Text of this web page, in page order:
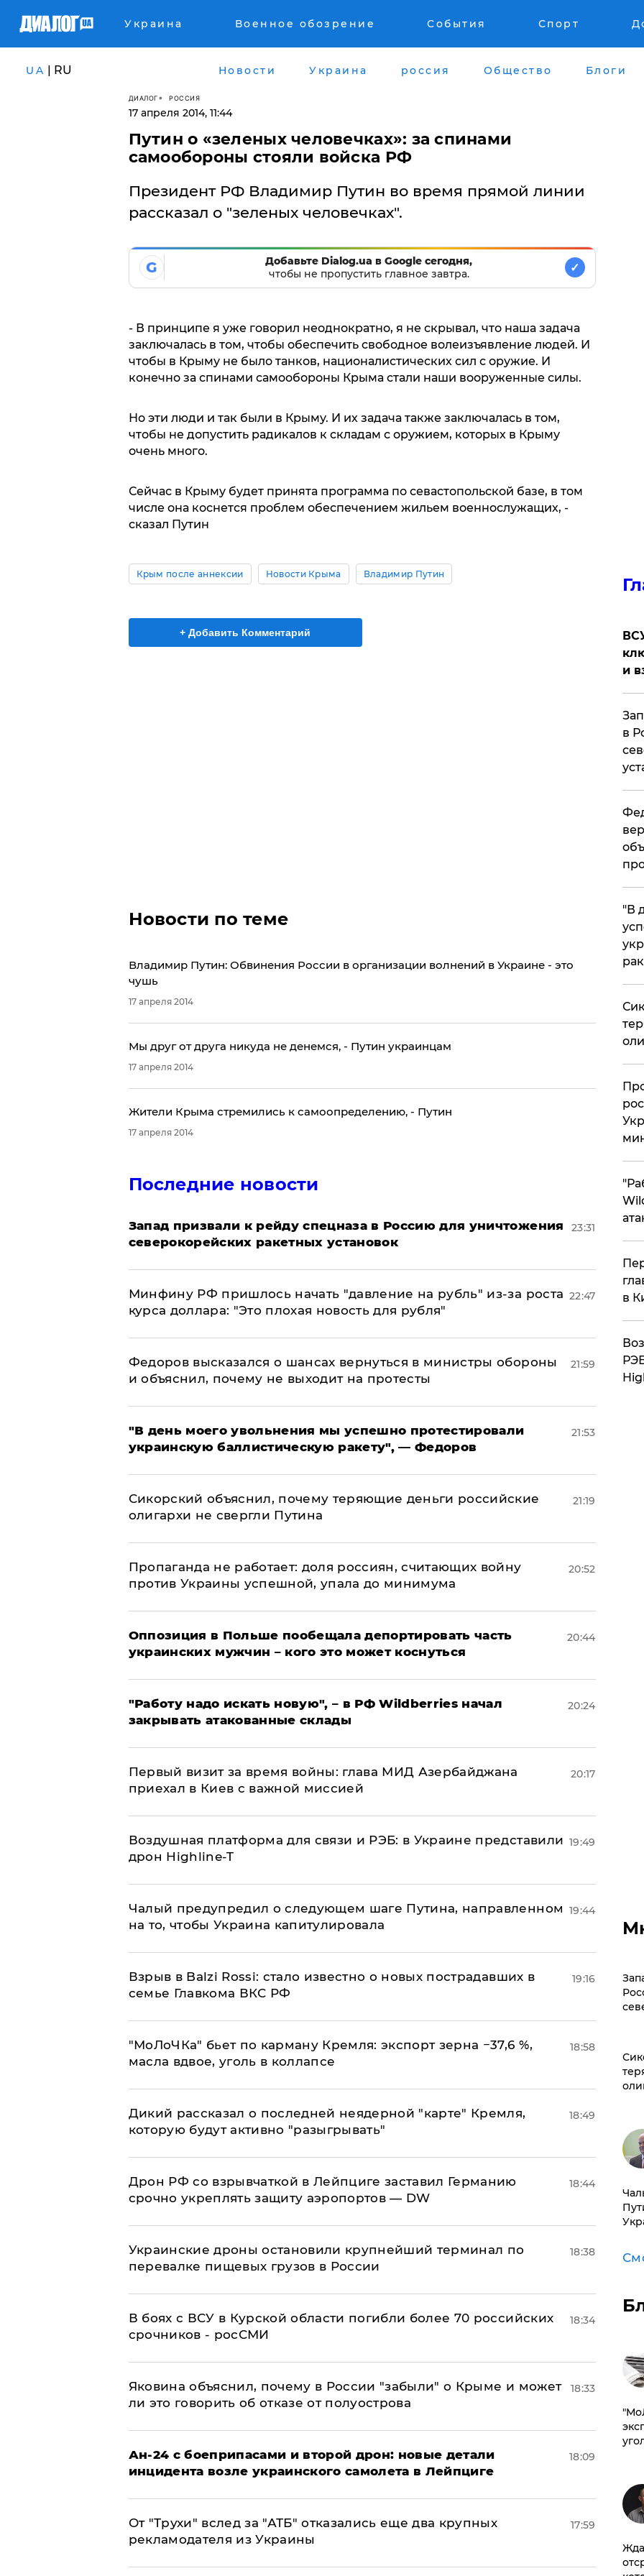
Украина Военное обозрение События Спорт
UA | RU Новости Украина россия Общество Блоги
ДИАЛОГ РОССИЯ
17 апреля 2014, 11:44
Путин о «зеленых человечках»: за спинами
самообороны стояли войска РФ
Президент РФ Владимир Путин во время прямой линии
рассказал о "зеленых человечках".
G
Добавьте Dialog.ua в Google сегодня,
чтобы не пропустить главное завтра.
✓
- В принципе я уже говорил неоднократно, я не скрывал, что наша задача
заключалась в том, чтобы обеспечить свободное волеизъявление людей. И
чтобы в Крыму не было танков, националистических сил с оружие. И
конечно за спинами самообороны Крыма стали наши вооруженные силы.
Но эти люди и так были в Крыму. И их задача также заключалась в том,
чтобы не допустить радикалов к складам с оружием, которых в Крыму
очень много.
Сейчас в Крыму будет принята программа по севастопольской базе, в том
числе она коснется проблем обеспечением жильем военнослужащих, -
сказал Путин
Крым после аннексии Новости Крыма Владимир Путин
+ Добавить Комментарий
Новости по теме
Владимир Путин: Обвинения России в организации волнений в Украине - это
чушь
17 апреля 2014
​Мы друг от друга никуда не денемся, - Путин украинцам
17 апреля 2014
Жители Крыма стремились к самоопределению, - Путин
17 апреля 2014
Последние новости
Запад призвали к рейду спецназа в Россию для уничтожения
северокорейских ракетных установок
23:31
Минфину РФ пришлось начать "давление на рубль" из-за роста
курса доллара: "Это плохая новость для рубля"
22:47
Федоров высказался о шансах вернуться в министры обороны
и объяснил, почему не выходит на протесты
21:59
​"В день моего увольнения мы успешно протестировали
украинскую баллистическую ракету", — Федоров
21:53
Сикорский объяснил, почему теряющие деньги российские
олигархи не свергли Путина
21:19
​Пропаганда не работает: доля россиян, считающих войну
против Украины успешной, упала до минимума
20:52
Оппозиция в Польше пообещала депортировать часть
украинских мужчин – кого это может коснуться
20:44
"Работу надо искать новую", – в РФ Wildberries начал
закрывать атакованные склады
20:24
Первый визит за время войны: глава МИД Азербайджана
приехал в Киев с важной миссией
20:17
Воздушная платформа для связи и РЭБ: в Украине представили
дрон Highline-T
19:49
Чалый предупредил о следующем шаге Путина, направленном
на то, чтобы Украина капитулировала
19:44
Взрыв в Balzi Rossi: стало известно о новых пострадавших в
семье Главкома ВКС РФ
19:16
​"МоЛоЧКа" бьет по карману Кремля: экспорт зерна −37,6 %,
масла вдвое, уголь в коллапсе
18:58
Дикий рассказал о последней неядерной "карте" Кремля,
которую будут активно "разыгрывать"
18:49
​Дрон РФ со взрывчаткой в Лейпциге заставил Германию
срочно укреплять защиту аэропортов — DW
18:44
Украинские дроны остановили крупнейший терминал по
перевалке пищевых грузов в России
18:38
В боях с ВСУ в Курской области погибли более 70 российских
срочников - росСМИ
18:34
Яковина объяснил, почему в России "забыли" о Крыме и может
ли это говорить об отказе от полуострова
18:33
Ан-24 с боеприпасами и второй дрон: новые детали
инцидента возле украинского самолета в Лейпциге
18:09
От "Трухи" вслед за "АТБ" отказались еще два крупных
рекламодателя из Украины
17:59
и
в
​"В
в